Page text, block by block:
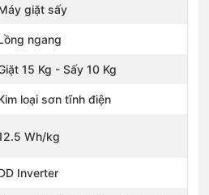
giặt sấy
ngang
15 Kg - Sấy 10 Kg
loại sơn tĩnh điện
Wh/kg
Inverter